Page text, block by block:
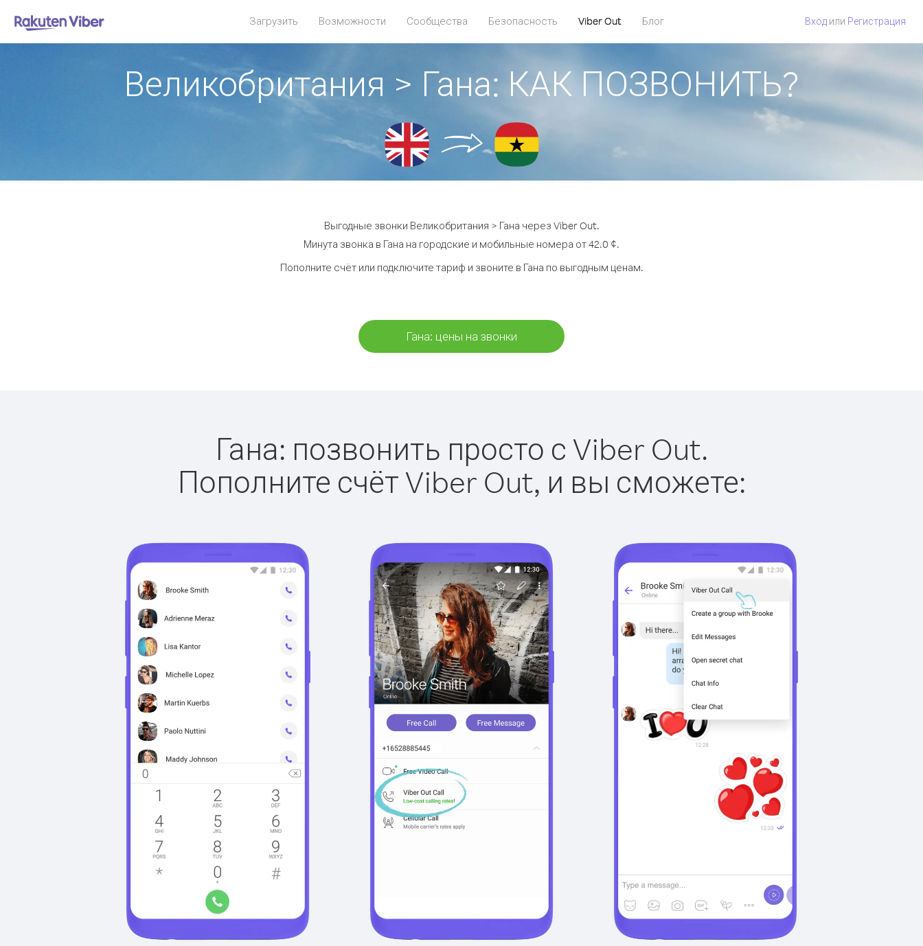
Загрузить Возможности Сообщества Безопасность Viber Out Блог Вход или Регистрация
Великобритания > Гана: КАК ПОЗВОНИТЬ?
Выгодные звонки Великобритания > Гана через Viber Out.
Минута звонка в Гана на городские и мобильные номера от 42.0 ¢.
Пополните счёт или подключите тариф и звоните в Гана по выгодным ценам.
Гана: цены на звонки
Гана: позвонить просто с Viber Out.
Пополните счёт Viber Out, и вы сможете: